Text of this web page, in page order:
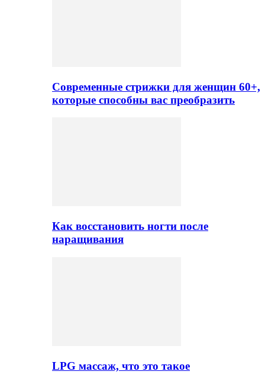
Современные стрижки для женщин 60+,
которые способны вас преобразить
Как восстановить ногти после
наращивания
LPG массаж, что это такое